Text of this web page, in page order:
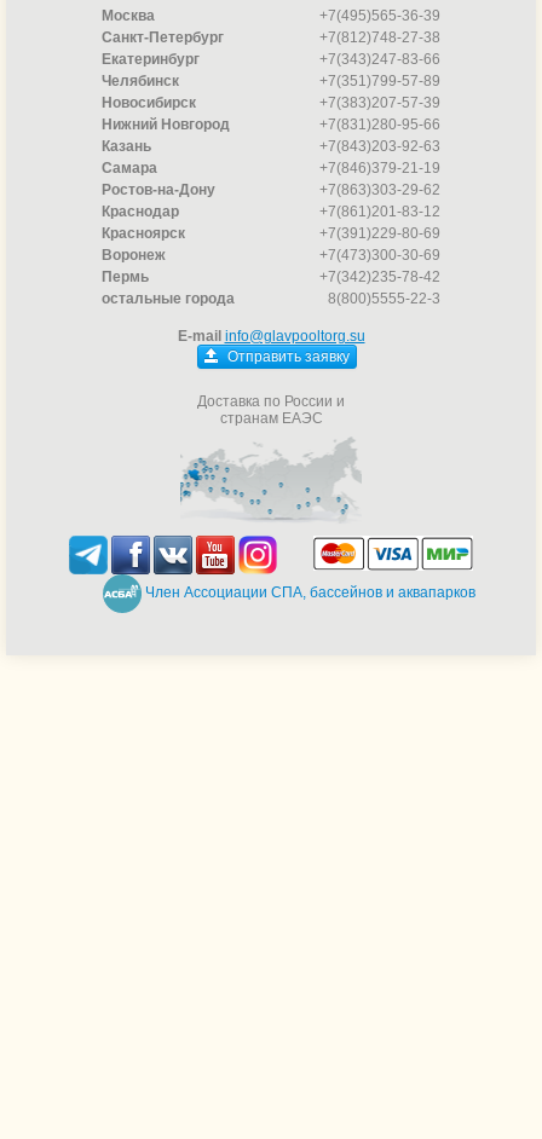
Москва
+7(495)565-36-39
Санкт-Петербург
+7(812)748-27-38
Екатеринбург
+7(343)247-83-66
Челябинск
+7(351)799-57-89
Новосибирск
+7(383)207-57-39
Нижний Новгород
+7(831)280-95-66
Казань
+7(843)203-92-63
Самара
+7(846)379-21-19
Ростов-на-Дону
+7(863)303-29-62
Краснодар
+7(861)201-83-12
Красноярск
+7(391)229-80-69
Воронеж
+7(473)300-30-69
Пермь
+7(342)235-78-42
остальные города
8(800)5555-22-3
E-mail info@glavpooltorg.su
Отправить заявку
Доставка по России и
странам ЕАЭС
Член Ассоциации СПА, бассейнов и аквапарков